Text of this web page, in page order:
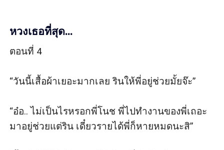
หวงเธอที่สุด...
ตอนที่ 4
“วันนี้เสื้อผ้าเยอะมากเลย รินให้พี่อยู่ช่วยมั้ยจ๊ะ”
“อ๋อ.. ไม่เป็นไรหรอกพี่โนช พี่ไปทำงานของพี่เถอะ
มาอยู่ช่วยแต่ริน เดี๋ยวรายได้พี่ก็หายหมดนะสิ”